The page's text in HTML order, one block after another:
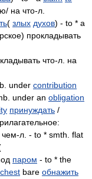
на что-л.
( злых духов) - to * a
прокладывать
что-л. на
under contribution
under an obligation
принуждать /
чем-л. - to * smth. flat
паром - to * the
chest bare обнажить